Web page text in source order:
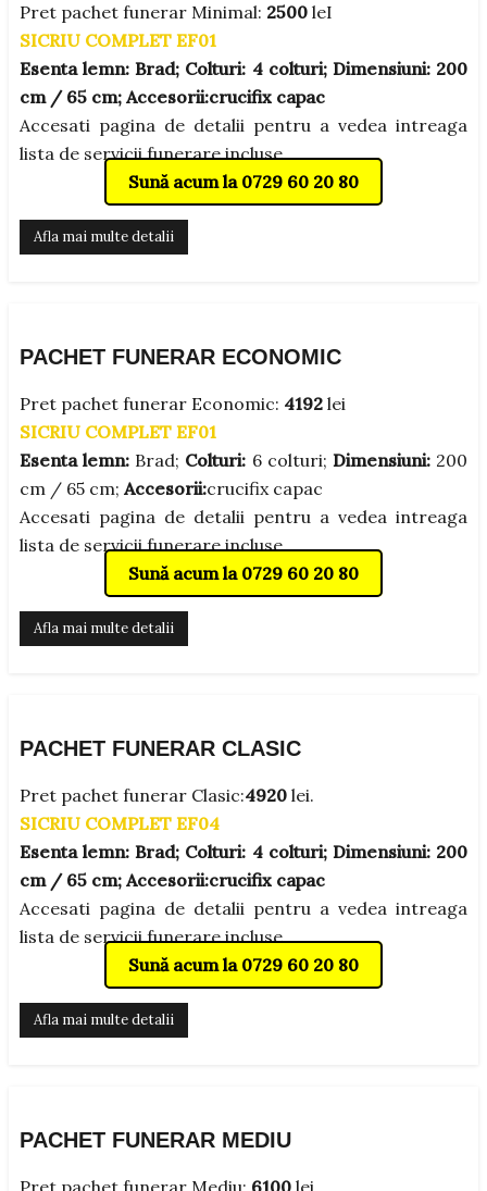
Pret pachet funerar Minimal: 2500 leI
SICRIU COMPLET EF01
Esenta lemn: Brad; Colturi: 4 colturi; Dimensiuni:200
cm / 65 cm; Accesorii:crucifix capac
Accesati pagina de detalii pentru a vedea intreaga
lista de servicii funerare incluse.
Sună acum la 0729 60 20 80
Afla mai multe detalii
PACHET FUNERAR ECONOMIC
Pret pachet funerar Economic: 4192 lei
SICRIU COMPLET EF01
Esenta lemn: Brad; Colturi: 6 colturi; Dimensiuni:200
cm / 65 cm; Accesorii:crucifix capac
Accesati pagina de detalii pentru a vedea intreaga
lista de servicii funerare incluse.
Sună acum la 0729 60 20 80
Afla mai multe detalii
PACHET FUNERAR CLASIC
Pret pachet funerar Clasic:4920 lei.
SICRIU COMPLET EF04
Esenta lemn: Brad; Colturi: 4 colturi; Dimensiuni:200
cm / 65 cm; Accesorii:crucifix capac
Accesati pagina de detalii pentru a vedea intreaga
lista de servicii funerare incluse.
Sună acum la 0729 60 20 80
Afla mai multe detalii
PACHET FUNERAR MEDIU
Pret pachet funerar Mediu: 6100 lei.